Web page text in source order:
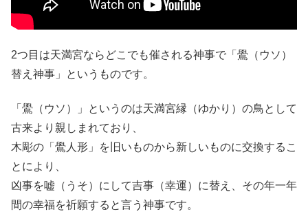
2つ目は天満宮ならどこでも催される神事で「鷽（ウソ）
替え神事」というものです。
「鷽（ウソ）」というのは天満宮縁（ゆかり）の鳥として
古来より親しまれており、
木彫の「鷽人形」を旧いものから新しいものに交換するこ
とにより、
凶事を嘘（うそ）にして吉事（幸運）に替え、その年一年
間の幸福を祈願すると言う神事です。